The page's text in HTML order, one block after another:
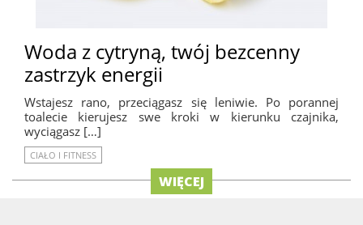
Woda z cytryną, twój bezcenny
zastrzyk energii
Wstajesz rano, przeciągasz się leniwie. Po porannej
toalecie kierujesz swe kroki w kierunku czajnika,
wyciągasz […]
CIAŁO I FITNESS
WIĘCEJ